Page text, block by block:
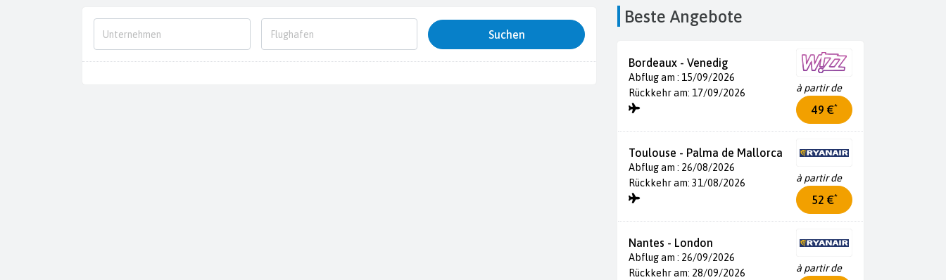
Suchen
Beste Angebote
Bordeaux - Venedig
Abflug am : 15/09/2026
Rückkehr am: 17/09/2026
à partir de
49 €*
Toulouse - Palma de Mallorca
Abflug am : 26/08/2026
Rückkehr am: 31/08/2026
à partir de
52 €*
Nantes - London
Abflug am : 26/09/2026
Rückkehr am: 28/09/2026
à partir de